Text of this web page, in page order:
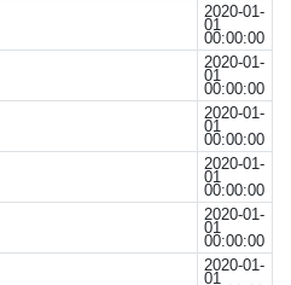
2020-01-
01
00:00:00
2020-01-
01
00:00:00
2020-01-
01
00:00:00
2020-01-
01
00:00:00
2020-01-
01
00:00:00
2020-01-
01